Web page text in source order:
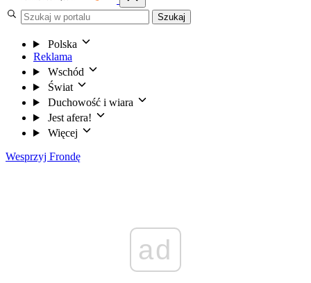
Szukaj
Polska
Reklama
Wschód
Świat
Duchowość i wiara
Jest afera!
Więcej
Wesprzyj Frondę
ad